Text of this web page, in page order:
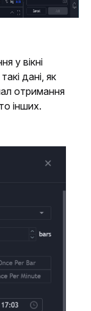
дані, як
отримання
інших.